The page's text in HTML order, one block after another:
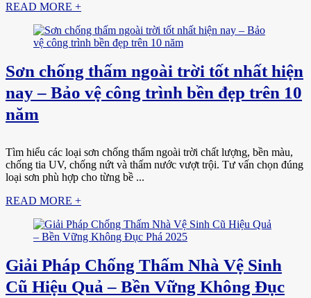
READ MORE +
Sơn chống thấm ngoài trời tốt nhất hiện
nay – Bảo vệ công trình bền đẹp trên 10
năm
Tìm hiểu các loại sơn chống thấm ngoài trời chất lượng, bền màu,
chống tia UV, chống nứt và thấm nước vượt trội. Tư vấn chọn đúng
loại sơn phù hợp cho từng bề ...
READ MORE +
Giải Pháp Chống Thấm Nhà Vệ Sinh
Cũ Hiệu Quả – Bền Vững Không Đục